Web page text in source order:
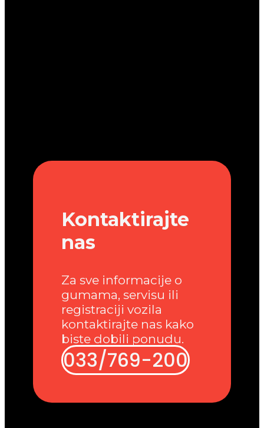
Kontaktirajte
nas
Za sve informacije o
gumama, servisu ili
registraciji vozila
kontaktirajte nas kako
biste dobili ponudu.
033/769-200